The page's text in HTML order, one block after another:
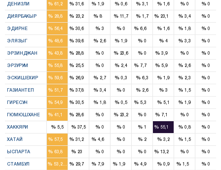
ДЕНИЗЛИ %61,2 %31,6 % 1,9 % 0,6 % 3,1 % 1,6 % 0 % 0
ДИЯРБАКЫР %28,8 %23,2 % 8 %11,7 % 1,7 %23,1 % 3,4 % 0
ЭДИРНЕ %56,4 %30,6 % 3 % 0 % 6,6 % 1,6 % 1,8 % 0
ЭЛЯЗЫГ %48,6 %39,6 % 2,6 % 1,9 % 0 % 4 % 3,3 % 0
ЭРЗИНДЖАН %43,8 %28,8 % 0 %23,6 % 0 % 3,9 % 0 % 0
ЭРЗУРУМ %55,8 %25,5 % 0 % 2,4 % 7,7 % 5,9 % 2,6 % 0
ЭСКИШЕХИР %59,6 %26,9 % 2,7 % 0,3 % 6,3 % 1,9 % 2,3 % 0
ГАЗИАНТЕП %51,7 %37,8 % 3,4 % 0 % 2,6 % 3 % 1,5 % 0
ГИРЕСУН %54,9 %30,5 % 1,8 % 0,5 % 5,3 % 5,1 % 1,9 % 0
ГЮМЮШХАНЕ %41,1 %28,6 % 0 %23,2 % 0 % 7,1 % 0 % 0
ХАККЯРИ % 5,5 %37,5 % 0 % 0 % 1 %55,1 % 0,8 % 0
ХАТАЙ %57,5 %31,2 % 4,6 % 0 % 2 % 3,2 % 1,5 % 0
ЫСПАРТА %63,8 %23 % 0 % 0 % 0 %13,2 % 0 % 0
СТАМБУЛ % 53,2 %29,7 % 7,9 % 1,9 % 4,9 % 0,9 % 1,5 % 0